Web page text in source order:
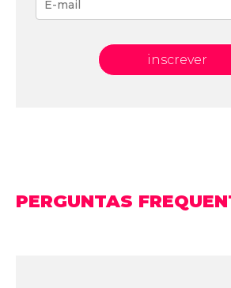
inscrever
PERGUNTAS